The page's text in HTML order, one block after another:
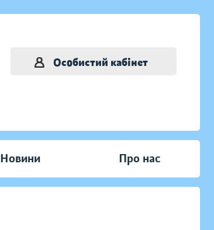
Особистий кабінет
Новини Про нас